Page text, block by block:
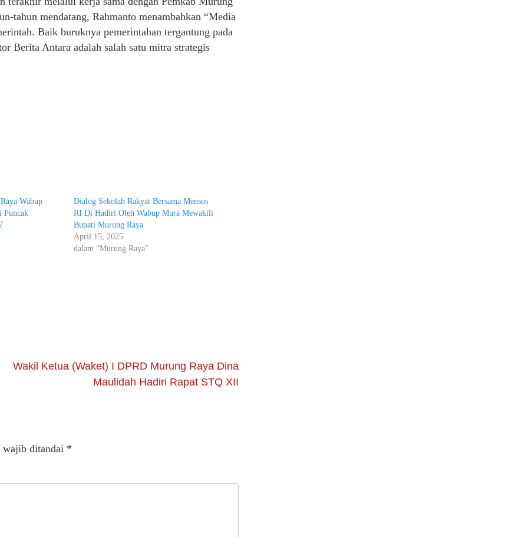
tahun mendatang, Rahmanto menambahkan “Media
Baik buruknya pemerintahan tergantung pada
Berita Antara adalah salah satu mitra strategis
Wabup
Puncak
Dialog Sekolah Rakyat Bersama Mensos
RI Di Hadiri Oleh Wabup Mura Mewakili
Bupati Murung Raya
April 15, 2025
dalam "Murung Raya"
Wakil Ketua (Waket) I DPRD Murung Raya Dina
Maulidah Hadiri Rapat STQ XII
wajib ditandai *